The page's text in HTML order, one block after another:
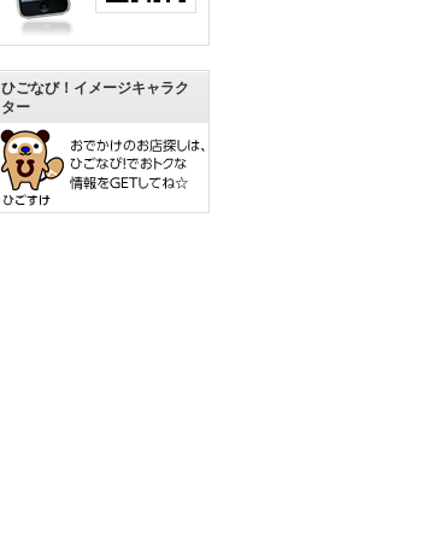
ひごなび！イメージキャラク
ター